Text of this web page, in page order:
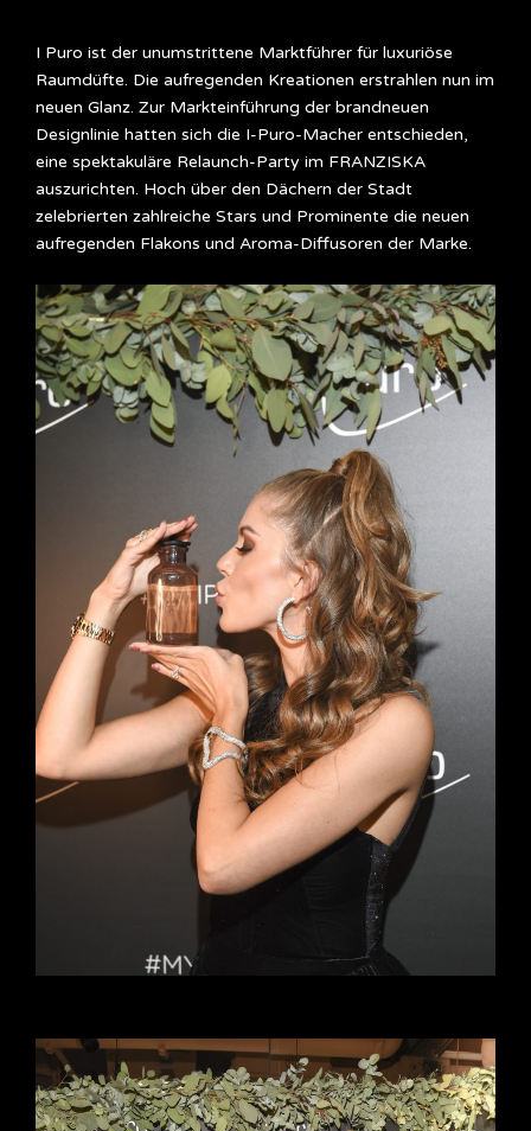
I Puro ist der unumstrittene Marktführer für luxuriöse
Raumdüfte. Die aufregenden Kreationen erstrahlen nun im
neuen Glanz. Zur Markteinführung der brandneuen
Designlinie hatten sich die I-Puro-Macher entschieden,
eine spektakuläre Relaunch-Party im FRANZISKA
auszurichten. Hoch über den Dächern der Stadt
zelebrierten zahlreiche Stars und Prominente die neuen
aufregenden Flakons und Aroma-Diffusoren der Marke.